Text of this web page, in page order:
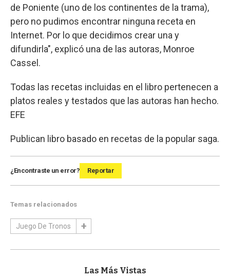
de Poniente (uno de los continentes de la trama),
pero no pudimos encontrar ninguna receta en
Internet. Por lo que decidimos crear una y
difundirla", explicó una de las autoras, Monroe
Cassel.
Todas las recetas incluidas en el libro pertenecen a
platos reales y testados que las autoras han hecho.
EFE
Publican libro basado en recetas de la popular saga.
¿Encontraste un error? Reportar
Temas relacionados
Juego De Tronos
Las Más Vistas